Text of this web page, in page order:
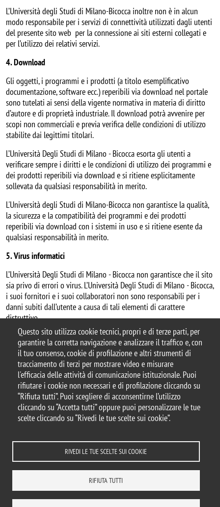
Questo sito utilizza cookie tecnici, propri e di terze parti, per
garantire la corretta navigazione e analizzare il traffico e, con
il tuo consenso, cookie di profilazione e altri strumenti di
tracciamento di terzi per mostrare video e misurare
l'efficacia delle attività di comunicazione istituzionale. Puoi
rifiutare i cookie non necessari e di profilazione cliccando su
“Rifiuta tutti”. Puoi scegliere di acconsentirne l’utilizzo
cliccando su “Accetta tutti” oppure puoi personalizzare le tue
scelte cliccando su “Rivedi le tue scelte sui cookie”.
RIVEDI LE TUE SCELTE SUI COOKIE
RIFIUTA TUTTI
L’Università degli Studi di Milano-Bicocca inoltre non è in alcun
modo responsabile per i servizi di connettività utilizzati dagli utenti
del presente sito web per la connessione ai siti esterni collegati e
per l’utilizzo dei relativi servizi.
4. Download
Gli oggetti, i programmi e i prodotti (a titolo esemplificativo
documentazione, software ecc.) reperibili via download nel portale
sono tutelati ai sensi della vigente normativa in materia di diritto
d’autore e di proprietà industriale. Il download potrà avvenire per
scopi non commerciali e previa verifica delle condizioni di utilizzo
stabilite dai legittimi titolari.
L’Università Degli Studi di Milano - Bicocca esorta gli utenti a
verificare sempre i diritti e le condizioni di utilizzo dei programmi e
dei prodotti reperibili via download e si ritiene esplicitamente
sollevata da qualsiasi responsabilità in merito.
L'Università degli Studi di Milano-Bicocca non garantisce la qualità,
la sicurezza e la compatibilità dei programmi e dei prodotti
reperibili via download con i sistemi in uso e si ritiene esente da
qualsiasi responsabilità in merito.
5. Virus informatici
L’Università Degli Studi di Milano - Bicocca non garantisce che il sito
sia privo di errori o virus. L’Università Degli Studi di Milano - Bicocca,
i suoi fornitori e i suoi collaboratori non sono responsabili per i
danni subiti dall’utente a causa di tali elementi di carattere
distruttivo.
© 2025 Università degli Studi di Milano-Bicocca
Piazza dell'Ateneo Nuovo, 1 - 20126, Milano
Casella PEC:ateneo.bicocca@pec.unimib.it
P.I. 12621570154 |
redazioneweb.mater@unimib.it
Note legali Privacy e cookie policy Amministrazione trasparente
Accessibilità
Rivedi le tue scelte sui cookie